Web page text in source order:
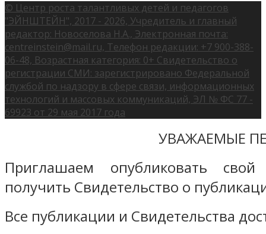
© Центр роста талантливых детей и педагогов
"ЭЙНШТЕЙН", 2017 - 2026, Учредитель и главный
редактор: Новоселова Н.А., Электронная почта:
centreinstein@mail.ru, Телефон редакции: +7 900-388-
06-48, Возрастная категория: 0+ Свидетельство о
регистрации СМИ: зарегистрировано Федеральной
службой по надзору в сфере связи, информационных
технологий и массовых коммуникаций, ЭЛ № ФС 77 -
69923 от 29 мая 2017 года
УВАЖАЕМЫЕ
Приглашаем опубликовать
получить Свидетельство о
Все публикации и Свидетельства